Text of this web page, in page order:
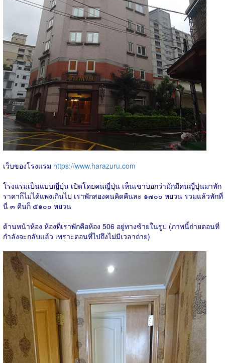
เว็บของโรงแรม https://www.harazuru.com
โรงแรมเป็นแบบญี่ปุ่น เปิดโดยคนญี่ปุ่น เห็นเขาบอกว่ามักมีคนญี่ปุ่นมาพัก
ราคาก็ไม่ได้แพงเกินไป เราพักสองคนคิดคืนละ ๑๗๐๐ หยวน รวมแล้วพักที่
นี่ ๓ คืนก็ ๕๑๐๐ หยวน
ด้านหน้าห้อง ห้องที่เราพักคือห้อง 506 อยู่ทางซ้ายในรูป (ภาพนี้ถ่ายตอนที่
กำลังจะกลับแล้ว เพราะตอนที่ไปถึงไม่มีเวลาถ่าย)